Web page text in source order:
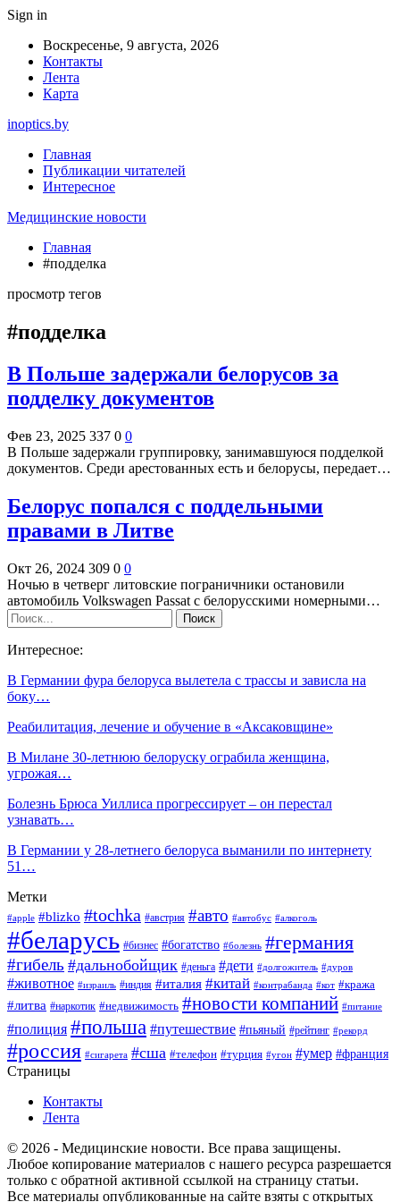
Sign in
Воскресенье, 9 августа, 2026
Контакты
Лента
Карта
inoptics.by
Главная
Публикации читателей
Интересное
Медицинские новости
Главная
#подделка
просмотр тегов
#подделка
В Польше задержали белорусов за
подделку документов
Фев 23, 2025 337 0 0
В Польше задержали группировку, занимавшуюся подделкой
документов. Среди арестованных есть и белорусы, передает…
Белорус попался с поддельными
правами в Литве
Окт 26, 2024 309 0 0
Ночью в четверг литовские пограничники остановили
автомобиль Volkswagen Passat с белорусскими номерными…
Интересное:
В Германии фура белоруса вылетела с трассы и зависла на
боку…
Реабилитация, лечение и обучение в «Аксаковщине»
В Милане 30-летнюю белоруску ограбила женщина,
угрожая…
Болезнь Брюса Уиллиса прогрессирует – он перестал
узнавать…
В Германии у 28-летнего белоруса выманили по интернету
51…
Метки
#apple #blizko #tochka #австрия #авто #автобус #алкоголь
#беларусь #бизнес #богатство #болезнь #германия
#гибель #дальнобойщик #деньга #дети #долгожитель #дуров
#животное #израиль #индия #италия #китай #контрабанда #кот #кража
#литва #наркотик #недвижимость #новости компаний #питание
#полиция #польша #путешествие #пьяный #рейтинг #рекорд
#россия #сигарета #сша #телефон #турция #угон #умер #франция
Страницы
Контакты
Лента
© 2026 - Медицинские новости. Все права защищены.
Любое копирование материалов с нашего ресурса разрешается
только с обратной активной ссылкой на страницу статьи.
Все материалы опубликованные на сайте взяты с открытых